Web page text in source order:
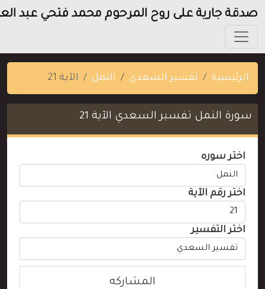
جارية على روح المرحوم محمد فتحي عبد العزيز
الرئيسية تفسير السعدي النمل الآية 21
سورة النمل تفسير السعدي الآية 21
اختر سوره
اختر رقم الآية
اختر التفسير
المشاركه